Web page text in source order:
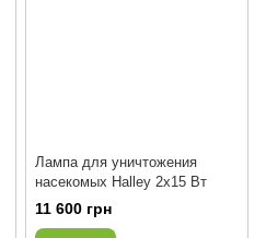
Лампа для уничтожения
насекомых Halley 2x15 Вт
11 600 грн